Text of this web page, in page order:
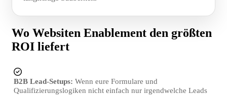
Wo Websiten Enablement den größten
ROI liefert
B2B Lead-Setups: Wenn eure Formulare und
Qualifizierungslogiken nicht einfach nur irgendwelche Leads